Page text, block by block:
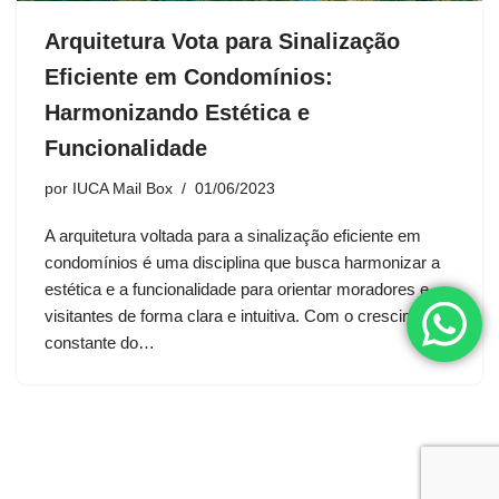
Arquitetura Vota para Sinalização
Eficiente em Condomínios:
Harmonizando Estética e
Funcionalidade
por IUCA Mail Box 01/06/2023
A arquitetura voltada para a sinalização eficiente em
condomínios é uma disciplina que busca harmonizar a
estética e a funcionalidade para orientar moradores e
visitantes de forma clara e intuitiva. Com o crescimento
constante do…